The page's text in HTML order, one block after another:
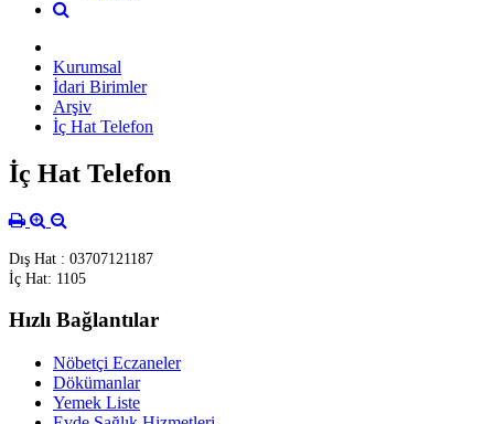
Kurumsal
İdari Birimler
Arşiv
İç Hat Telefon
İç Hat Telefon
Dış Hat : 03707121187
İç Hat: 1105
Hızlı Bağlantılar
Nöbetçi Eczaneler
Dökümanlar
Yemek Liste